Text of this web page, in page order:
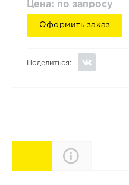
Цена: по запросу
Оформить заказ
Поделиться:
Характеристики